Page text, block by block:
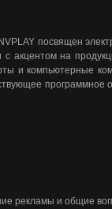
посвящен
с акцентом на
и компьютерные
программное
рекламы и общие